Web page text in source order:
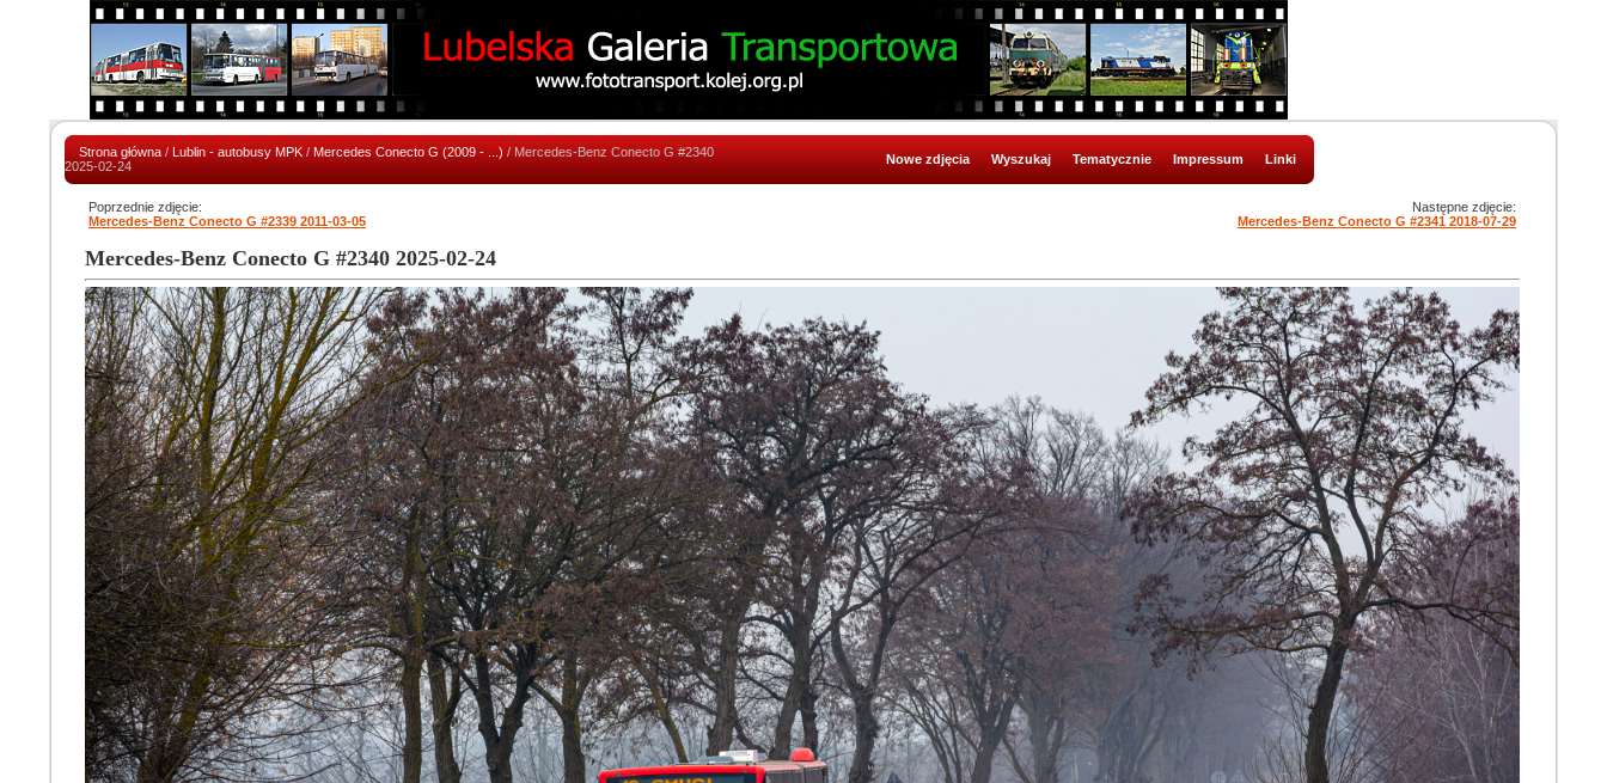
Strona główna / Lublin - autobusy MPK / Mercedes Conecto G (2009 - ...) / Mercedes-Benz Conecto G #2340
2025-02-24
Nowe zdjęcia Wyszukaj Tematycznie Impressum Linki
Poprzednie zdjęcie:
Mercedes-Benz Conecto G #2339 2011-03-05
Następne zdjęcie:
Mercedes-Benz Conecto G #2341 2018-07-29
Mercedes-Benz Conecto G #2340 2025-02-24